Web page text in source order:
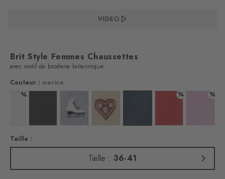
VIDEO
Brit Style Femmes Chaussettes
avec motif de broderie britannique
Couleur : marine
%
Couleur : blackCouleur : l. grey mel.
Couleur : cream
%
%
Taille :
Taille : 36-41